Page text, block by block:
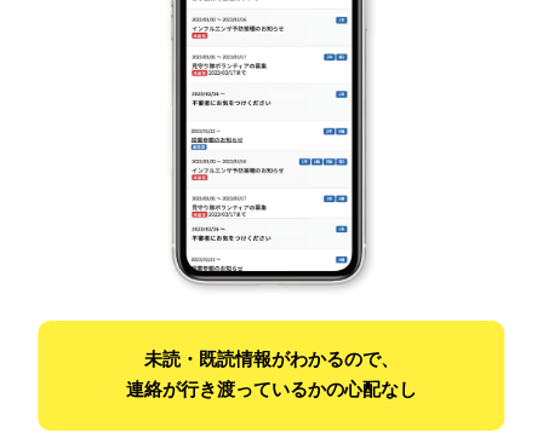
未読・既読情報がわかるので、
連絡が行き渡っているかの心配なし